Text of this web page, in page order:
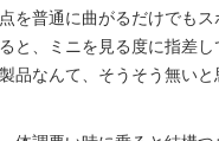
を普通に曲がるだけでもス
と、ミニを見る度に指差
品なんて、そうそう無いと